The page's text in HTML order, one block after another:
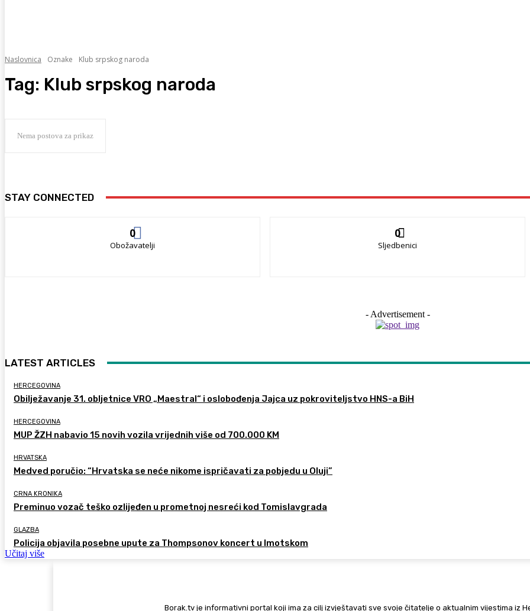
Naslovnica Oznake Klub srpskog naroda
Tag: Klub srpskog naroda
Nema postova za prikaz
STAY CONNECTED
0
Obožavatelji
0
Sljedbenici
- Advertisement -
LATEST ARTICLES
HERCEGOVINA
Obilježavanje 31. obljetnice VRO „Maestral“ i oslobođenja Jajca uz pokroviteljstvo HNS-a BiH
HERCEGOVINA
MUP ŽZH nabavio 15 novih vozila vrijednih više od 700.000 KM
HRVATSKA
Medved poručio: “Hrvatska se neće nikome ispričavati za pobjedu u Oluji”
CRNA KRONIKA
Preminuo vozač teško ozlijeđen u prometnoj nesreći kod Tomislavgrada
GLAZBA
Policija objavila posebne upute za Thompsonov koncert u Imotskom
Učitaj više
Borak.tv je informativni portal koji ima za cilj izvještavati sve svoje čitatelje o aktualnim vijestima iz